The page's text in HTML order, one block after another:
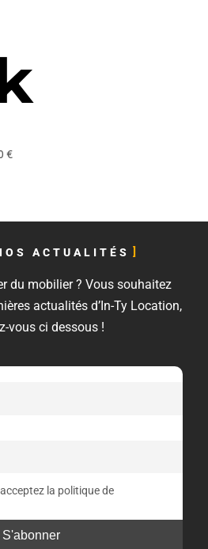
€
ACTUALITÉS
du mobilier ? Vous souhaitez
actualités d’In-Ty Location,
vous ci dessous !
la politique de